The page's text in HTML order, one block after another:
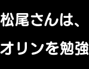
松尾さんは
オリンを勉